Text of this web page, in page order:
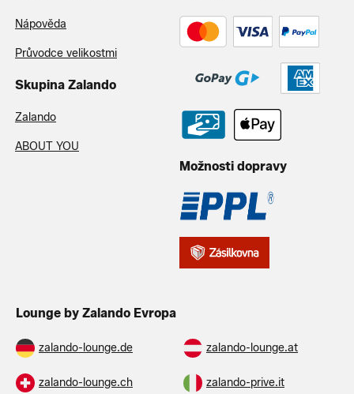
Nápověda
Průvodce velikostmi
Skupina Zalando
Zalando
ABOUT YOU
Možnosti dopravy
Lounge by Zalando Evropa
zalando-lounge.de zalando-lounge.at
zalando-lounge.ch zalando-prive.it